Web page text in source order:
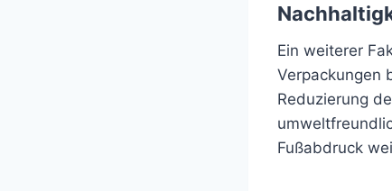
Ein weiterer
Verpackungen
Reduzierung
Fußabdruck